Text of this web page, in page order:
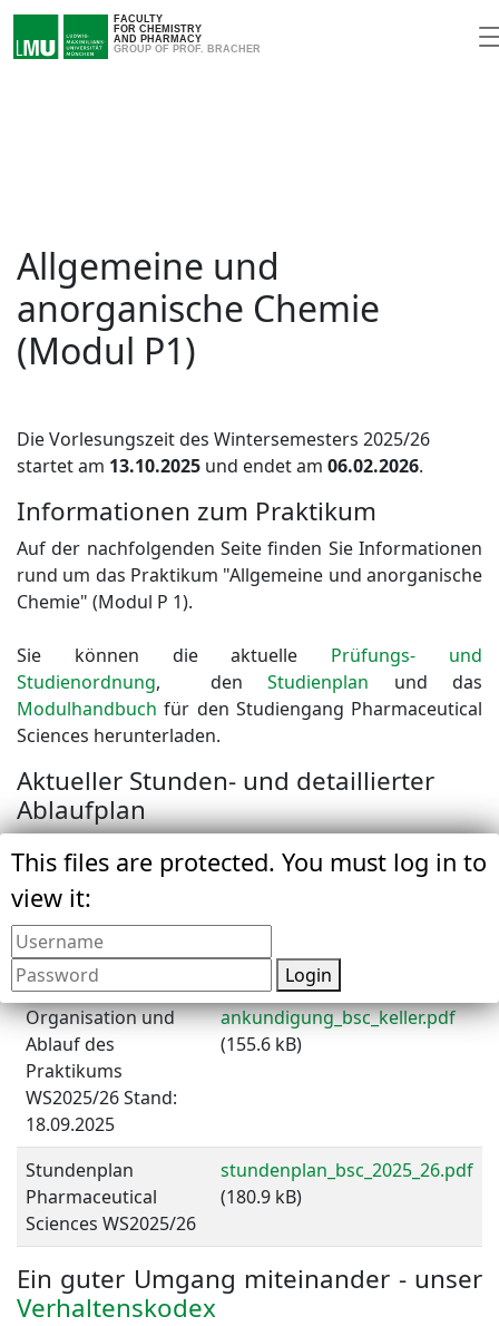
FACULTY
FOR CHEMISTRY
AND PHARMACY
GROUP OF PROF. BRACHER
Allgemeine und
anorganische Chemie
(Modul P1)
Die Vorlesungszeit des Wintersemesters 2025/26
startet am 13.10.2025 und endet am 06.02.2026.
Informationen zum Praktikum
Auf der nachfolgenden Seite finden Sie Informationen
rund um das Praktikum "Allgemeine und anorganische
Chemie" (Modul P 1).
Sie können die aktuelle Prüfungs- und
Studienordnung, denStudienplan und das
Modulhandbuch für den Studiengang Pharmaceutical
Sciences herunterladen.
Aktueller Stunden- und detaillierter
Ablaufplan
This files are protected. You must log in to
view it:
Login
Wichgtige
Informationen zum
Pharmaceutical
Sciences Studium
infomaterial_pharm_sci-1.pdf
Organisation und
Ablauf des
Praktikums
WS2025/26 Stand:
18.09.2025
ankundigung_bsc_keller.pdf
(155.6 kB)
Stundenplan
Pharmaceutical
Sciences WS2025/26
stundenplan_bsc_2025_26.pdf
(180.9 kB)
Ein guter Umgang miteinander - unser
Verhaltenskodex